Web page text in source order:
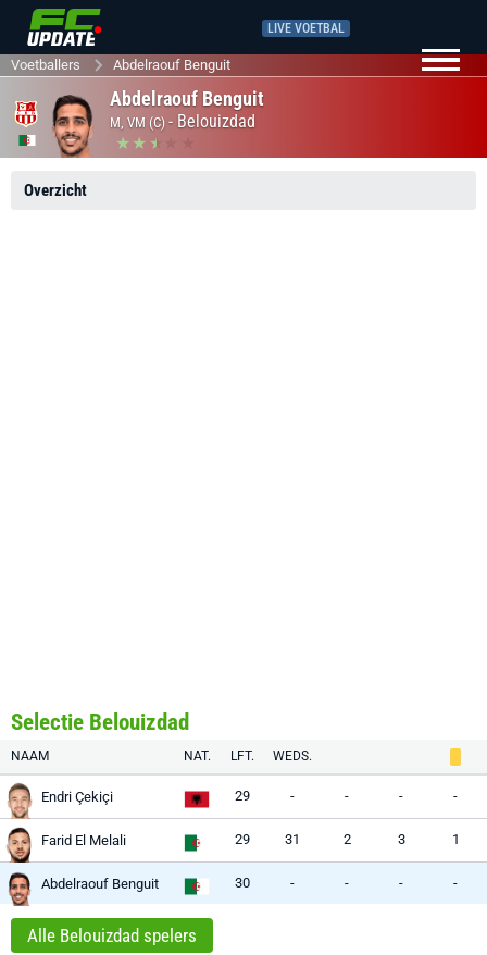
LIVE VOETBAL
Voetballers Abdelraouf Benguit
Abdelraouf Benguit
M, VM (C) - Belouizdad
Overzicht
Selectie Belouizdad
NAAM NAT. LFT. WEDS.
Endri Çekiçi 29 - - - -
Farid El Melali 29 31 2 3 1
Abdelraouf Benguit 30 - - - -
Alle Belouizdad spelers